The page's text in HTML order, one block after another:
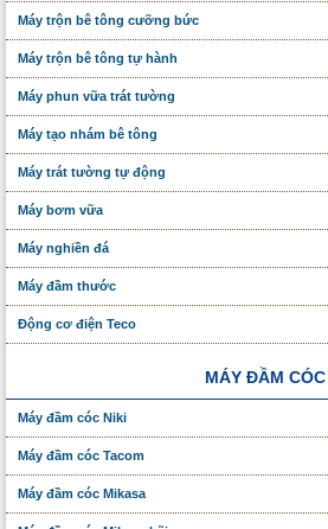
Máy trộn bê tông cưỡng bức
Máy trộn bê tông tự hành
Máy phun vữa trát tường
Máy tạo nhám bê tông
Máy trát tường tự động
Máy bơm vữa
Máy nghiền đá
Máy đầm thước
Động cơ điện Teco
MÁY ĐẦM CÓC
Máy đầm cóc Niki
Máy đầm cóc Tacom
Máy đầm cóc Mikasa